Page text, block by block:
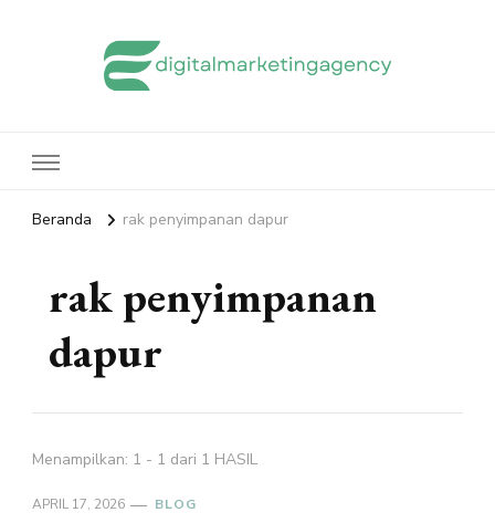
Beranda rak penyimpanan dapur
rak penyimpanan
dapur
Menampilkan: 1 - 1 dari 1 HASIL
APRIL 17, 2026 BLOG